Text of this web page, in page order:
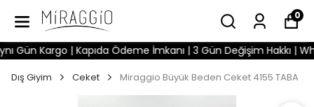
0
Gün Kargo | Kapıda Ödeme İmkanı | 3 Gün Değişim Hakkı |
Dış Giyim Ceket Miraggio Büyük Beden Ceket 4155 TABA